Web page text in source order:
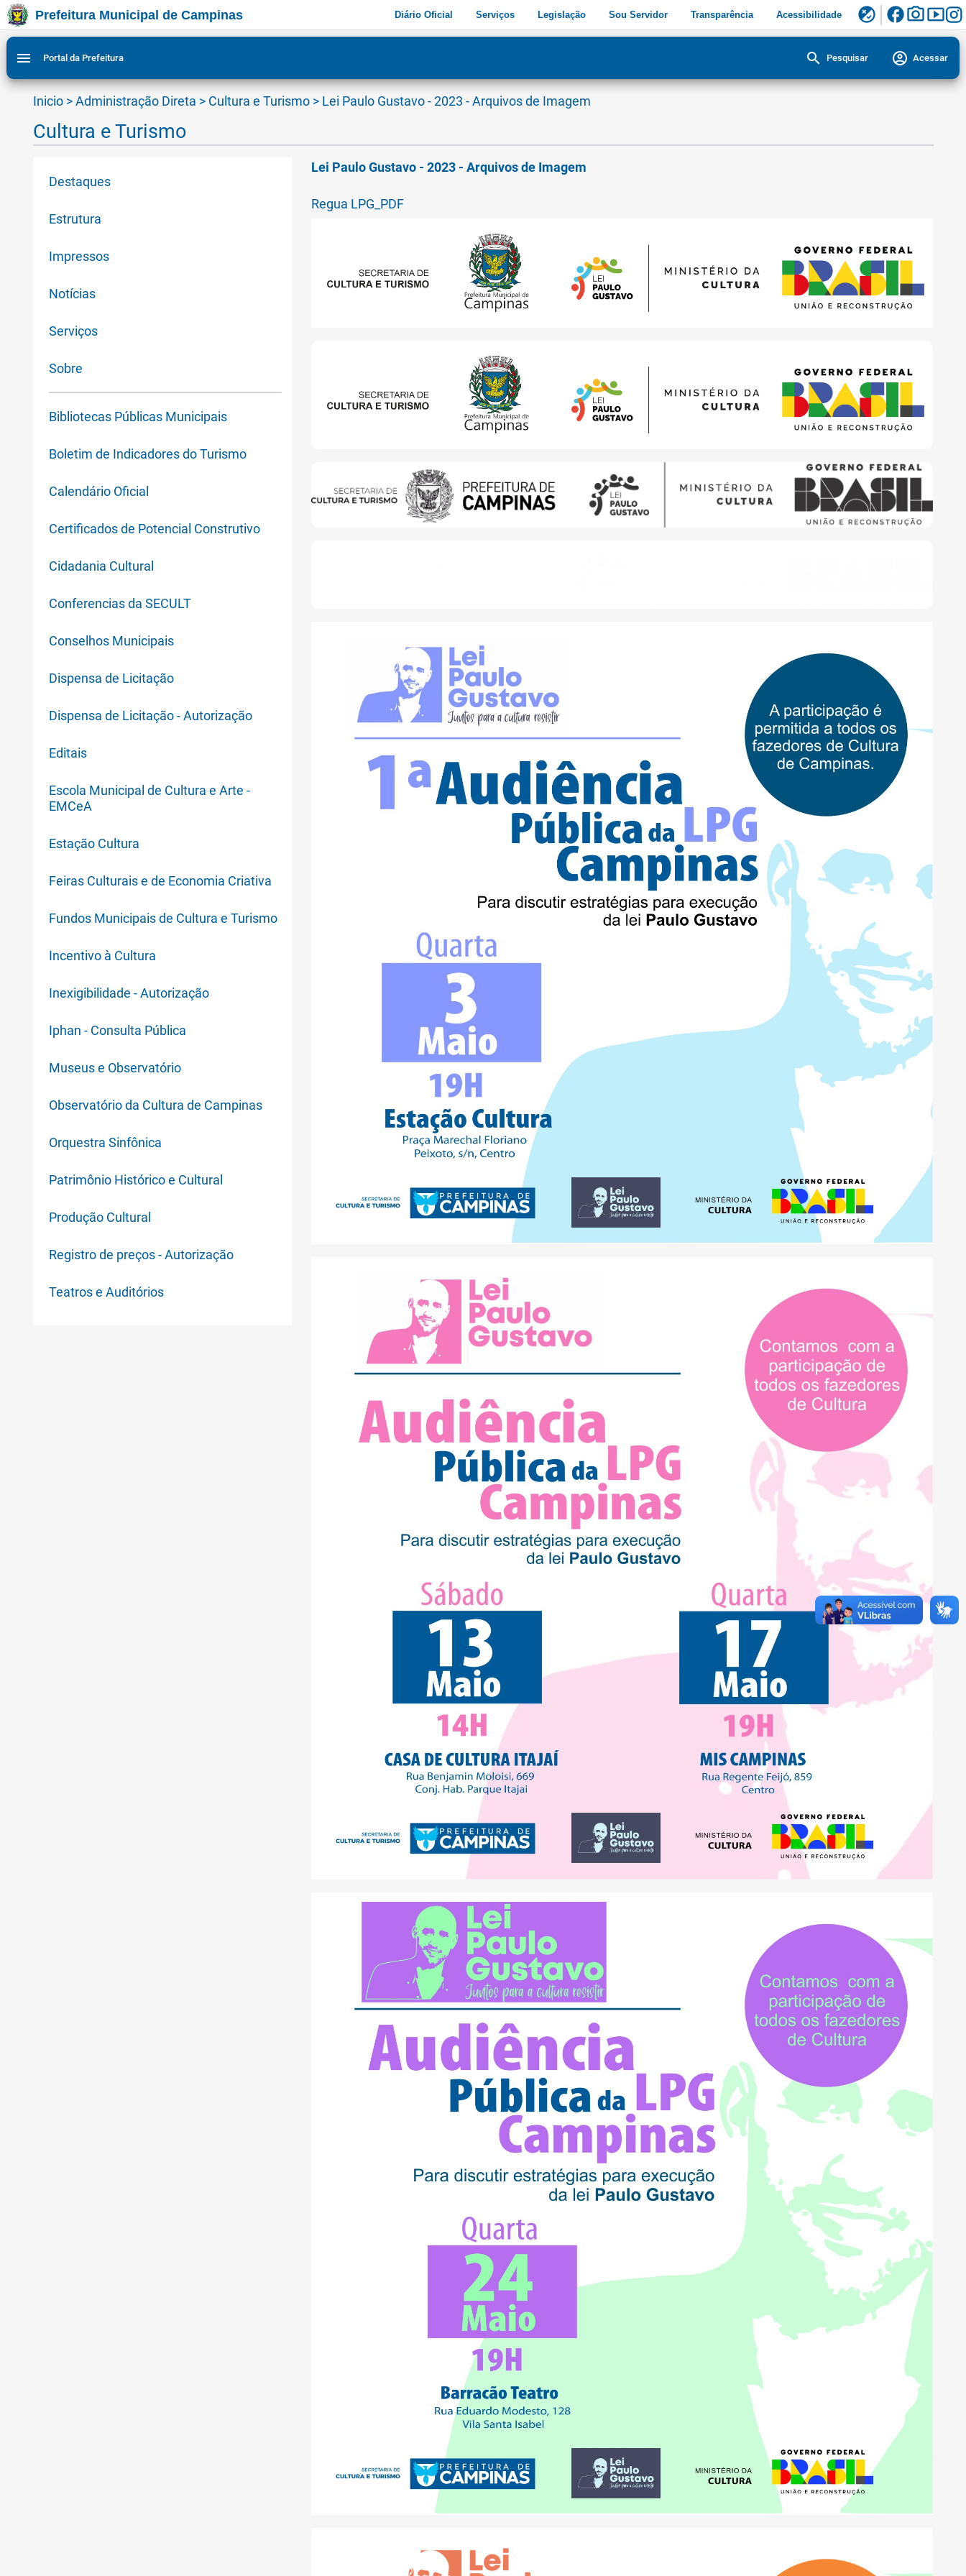
Ir para conteudo 1
Ir para menu do site da Prefeitura de Campinas
Ligar/Desligar contraste visual de tela para acessibilidade
Prefeitura Municipal de Campinas Diário Oficial Serviços Legislação Sou Servidor Transparência Acessibilidade flaky facebookphoto_camerasmart_display
menu Portal da Prefeitura search Pesquisar account_circle Acessar
Inicio>Administração Direta > Cultura e Turismo > Lei Paulo Gustavo - 2023 - Arquivos de Imagem
Cultura e Turismo
Destaques
Estrutura
Impressos
Notícias
Serviços
Sobre
Bibliotecas Públicas Municipais
Boletim de Indicadores do Turismo
Calendário Oficial
Certificados de Potencial Construtivo
Cidadania Cultural
Conferencias da SECULT
Conselhos Municipais
Dispensa de Licitação
Dispensa de Licitação - Autorização
Editais
Escola Municipal de Cultura e Arte -
EMCeA
Estação Cultura
Feiras Culturais e de Economia Criativa
Fundos Municipais de Cultura e Turismo
Incentivo à Cultura
Inexigibilidade - Autorização
Iphan - Consulta Pública
Museus e Observatório
Observatório da Cultura de Campinas
Orquestra Sinfônica
Patrimônio Histórico e Cultural
Produção Cultural
Registro de preços - Autorização
Teatros e Auditórios
Lei Paulo Gustavo - 2023 - Arquivos de Imagem
Regua LPG_PDF